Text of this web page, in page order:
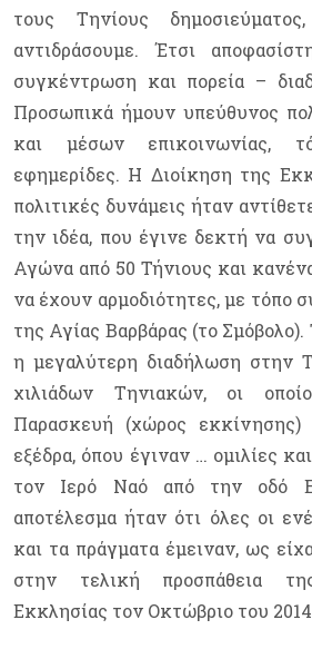
τους Τηνίους
αντιδράσουμε. Έτσι
συγκέντρωση και πορεία –
Προσωπικά ήμουν υπεύθυνος
και μέσων επικοινωνίας,
εφημερίδες. Η Διοίκηση της
πολιτικές δυνάμεις ήταν
την ιδέα, που έγινε δεκτή να
Αγώνα από 50 Τήνιους και
να έχουν αρμοδιότητες, με τόπο
της Αγίας Βαρβάρας (το
η μεγαλύτερη διαδήλωση στην
χιλιάδων Τηνιακών, οι
Παρασκευή (χώρος εκκίνησης)
εξέδρα, όπου έγιναν … ομιλίες
τον Ιερό Ναό από την οδό
αποτέλεσμα ήταν ότι όλες οι
και τα πράγματα έμειναν, ως
στην τελική προσπάθεια
Εκκλησίας τον Οκτώβριο του